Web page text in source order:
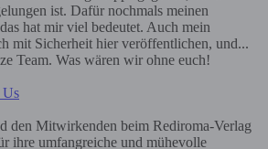
ist. Dafür nochmals meinen
hat mir viel bedeutet. Auch mein
mit Sicherheit hier veröffentlichen, und...
Team. Was wären wir ohne euch!
den Mitwirkenden beim Rediroma-Verlag
ihre umfangreiche und mühevolle